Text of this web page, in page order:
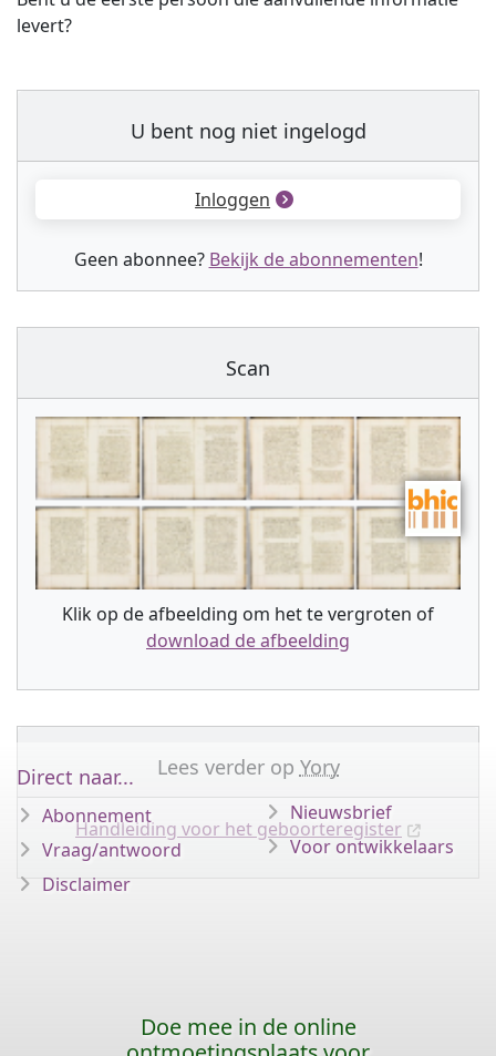
levert?
U bent nog niet ingelogd
Inloggen
Geen abonnee? Bekijk de abonnementen!
Scan
Klik op de afbeelding om het te vergroten of
download de afbeelding
Lees verder op Yory
Handleiding voor het geboorteregister
Direct naar...
Abonnement
Vraag/antwoord
Disclaimer
Nieuwsbrief
Voor ontwikkelaars
Doe mee in de online